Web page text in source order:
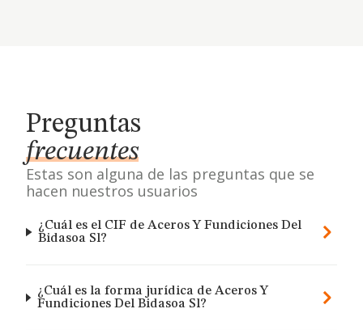
Preguntas
frecuentes
Estas son alguna de las preguntas que se
hacen nuestros usuarios
¿Cuál es el CIF de Aceros Y Fundiciones Del
Bidasoa Sl?
¿Cuál es la forma jurídica de Aceros Y
Fundiciones Del Bidasoa Sl?